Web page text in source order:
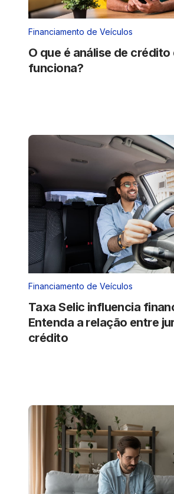
Financiamento de Veículos
O que é análise de crédito
funciona?
Financiamento de Veículos
Taxa Selic influencia
Entenda a relação entre
crédito